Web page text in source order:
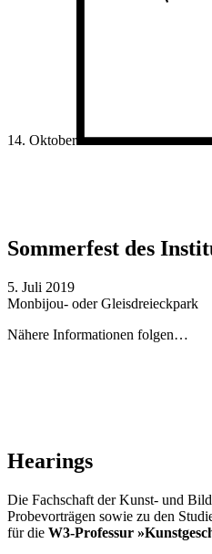
14. Oktober
Sommerfest des
5. Juli 2019
Monbijou- oder Gleisdreieckpark
Nähere Informationen folgen…
Hearings
Die Fachschaft der Kunst- und
Probevorträgen sowie zu den
für die W3-Professur